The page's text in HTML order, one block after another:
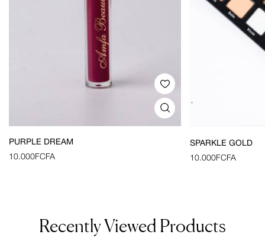
PURPLE DREAM
10.000FCFA
SPARKLE GOLD
10.000FCFA
Recently Viewed Products